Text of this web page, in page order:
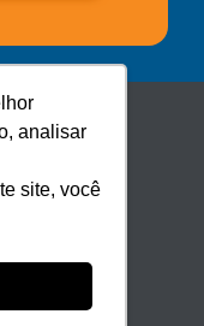
analisar
site, você